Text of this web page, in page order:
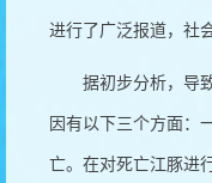
进行了广泛报道，社
据初步分析，导
因有以下三个方面：
亡。在对死亡江豚进